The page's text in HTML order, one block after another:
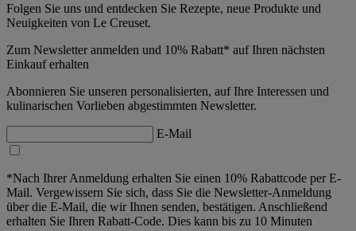
Folgen Sie uns und entdecken Sie Rezepte, neue Produkte und
Neuigkeiten von Le Creuset.
Zum Newsletter anmelden und 10% Rabatt* auf Ihren nächsten
Einkauf erhalten
Abonnieren Sie unseren personalisierten, auf Ihre Interessen und
kulinarischen Vorlieben abgestimmten Newsletter.
E-Mail
*Nach Ihrer Anmeldung erhalten Sie einen 10% Rabattcode per E-
Mail. Vergewissern Sie sich, dass Sie die Newsletter-Anmeldung
über die E-Mail, die wir Ihnen senden, bestätigen. Anschließend
erhalten Sie Ihren Rabatt-Code. Dies kann bis zu 10 Minuten